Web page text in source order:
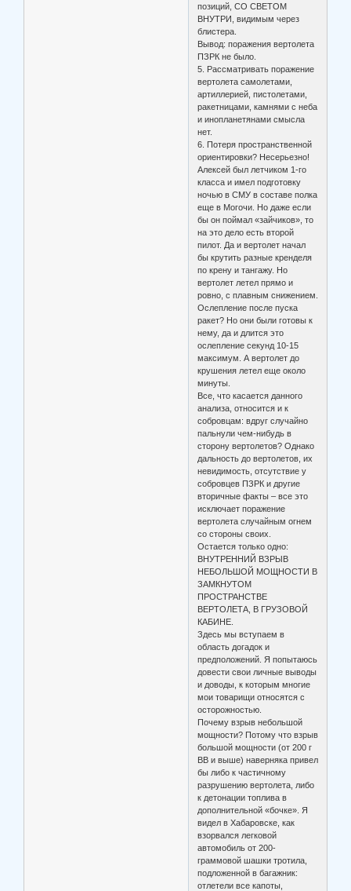
позиций, СО СВЕТОМ
ВНУТРИ, видимым через
блистера.
Вывод: поражения вертолета
ПЗРК не было.
5. Рассматривать поражение
вертолета самолетами,
артиллерией, пистолетами,
ракетницами, камнями с неба
и инопланетянами смысла
нет.
6. Потеря пространственной
ориентировки? Несерьезно!
Алексей был летчиком 1-го
класса и имел подготовку
ночью в СМУ в составе полка
еще в Могочи. Но даже если
бы он поймал «зайчиков», то
на это дело есть второй
пилот. Да и вертолет начал
бы крутить разные кренделя
по крену и тангажу. Но
вертолет летел прямо и
ровно, с плавным снижением.
Ослепление после пуска
ракет? Но они были готовы к
нему, да и длится это
ослепление секунд 10-15
максимум. А вертолет до
крушения летел еще около
минуты.
Все, что касается данного
анализа, относится и к
собровцам: вдруг случайно
пальнули чем-нибудь в
сторону вертолетов? Однако
дальность до вертолетов, их
невидимость, отсутствие у
собровцев ПЗРК и другие
вторичные факты – все это
исключает поражение
вертолета случайным огнем
со стороны своих.
Остается только одно:
ВНУТРЕННИЙ ВЗРЫВ
НЕБОЛЬШОЙ МОЩНОСТИ В
ЗАМКНУТОМ
ПРОСТРАНСТВЕ
ВЕРТОЛЕТА, В ГРУЗОВОЙ
КАБИНЕ.
Здесь мы вступаем в
область догадок и
предположений. Я попытаюсь
довести свои личные выводы
и доводы, к которым многие
мои товарищи относятся с
осторожностью.
Почему взрыв небольшой
мощности? Потому что взрыв
большой мощности (от 200 г
ВВ и выше) наверняка привел
бы либо к частичному
разрушению вертолета, либо
к детонации топлива в
дополнительной «бочке». Я
видел в Хабаровске, как
взорвался легковой
автомобиль от 200-
граммовой шашки тротила,
подложенной в багажник:
отлетели все капоты,